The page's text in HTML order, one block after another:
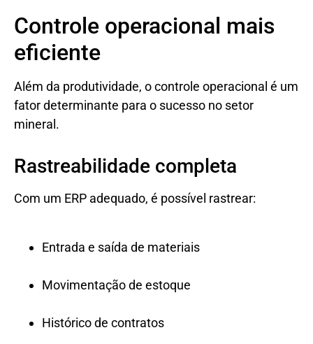
Controle operacional mais
eficiente
Além da produtividade, o controle operacional é um
fator determinante para o sucesso no setor
mineral.
Rastreabilidade completa
Com um ERP adequado, é possível rastrear:
Entrada e saída de materiais
Movimentação de estoque
Histórico de contratos